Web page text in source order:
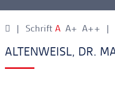
Schrift A A+ A++
Ankerlink
ALTENWEISL, DR.